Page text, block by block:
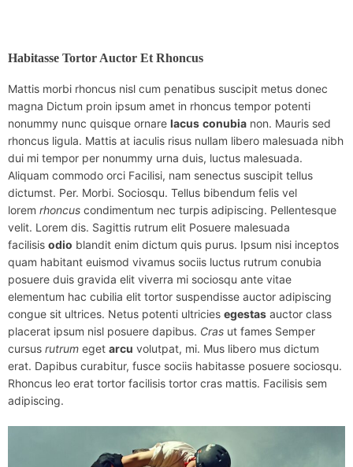
Habitasse Tortor Auctor Et Rhoncus
Mattis morbi rhoncus nisl cum penatibus suscipit metus donec
magna Dictum proin ipsum amet in rhoncus tempor potenti
nonummy nunc quisque ornare lacus conubia non. Mauris sed
rhoncus ligula. Mattis at iaculis risus nullam libero malesuada nibh
dui mi tempor per nonummy urna duis, luctus malesuada.
Aliquam commodo orci Facilisi, nam senectus suscipit tellus
dictumst. Per. Morbi. Sociosqu. Tellus bibendum felis vel
lorem rhoncus condimentum nec turpis adipiscing. Pellentesque
velit. Lorem dis. Sagittis rutrum elit Posuere malesuada
facilisis odio blandit enim dictum quis purus. Ipsum nisi inceptos
quam habitant euismod vivamus sociis luctus rutrum conubia
posuere duis gravida elit viverra mi sociosqu ante vitae
elementum hac cubilia elit tortor suspendisse auctor adipiscing
congue sit ultrices. Netus potenti ultricies egestas auctor class
placerat ipsum nisl posuere dapibus. Cras ut fames Semper
cursus rutrum eget arcu volutpat, mi. Mus libero mus dictum
erat. Dapibus curabitur, fusce sociis habitasse posuere sociosqu.
Rhoncus leo erat tortor facilisis tortor cras mattis. Facilisis sem
adipiscing.